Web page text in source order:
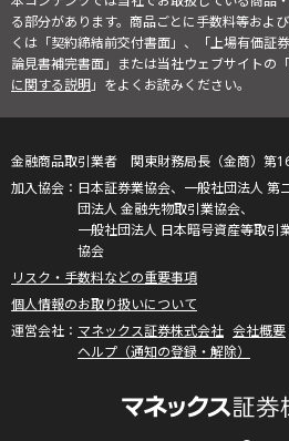
る部分があります。商品ごとに手数料等およ
くは「契約締結前交付書面」、「上場有価証
論見書補完書面」または当社ウェブサイトの「
に関する説明」をよくお読みください。
金融商品取引業者 関東財務局長（金商）第
日本証券業協会、一般社団法人 第
団法人 金融先物取引業協会、
一般社団法人 日本暗号資産等取引
協会
リスク・手数料などの重要事項
個人情報のお取り扱いについて
マネックス証券株式会社 会社概要
ヘルプ（通知の登録・解除）